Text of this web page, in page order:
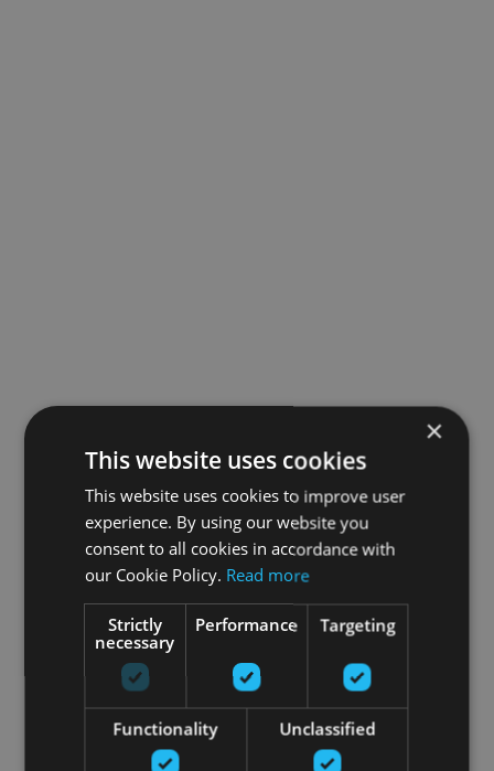
×
This website uses cookies
This website uses cookies to improve user
experience. By using our website you
consent to all cookies in accordance with
our Cookie Policy. Read more
Strictly
necessary
Performance Targeting
Functionality Unclassified